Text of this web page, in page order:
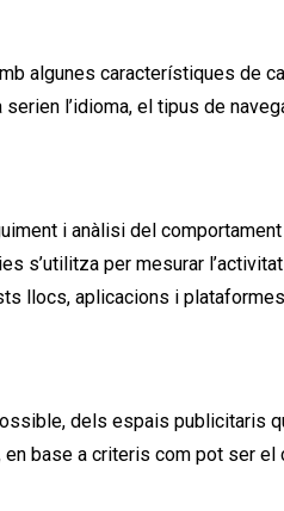
algunes característiques de
l’idioma, el tipus de
i anàlisi del
s’utilitza per mesurar
llocs, aplicacions i
dels espais publicitaris
base a criteris com pot ser el